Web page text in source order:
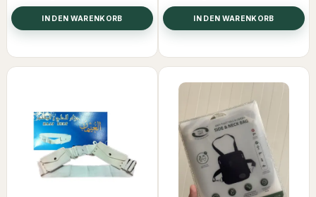
IN DEN WARENKORB IN DEN WARENKORB